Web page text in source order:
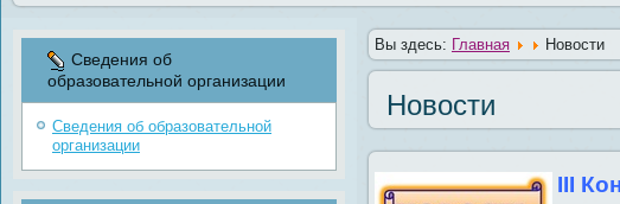
Сведения об
образовательной организации
Сведения об образовательной
организации
Вы здесь: Главная Новости
Новости
III